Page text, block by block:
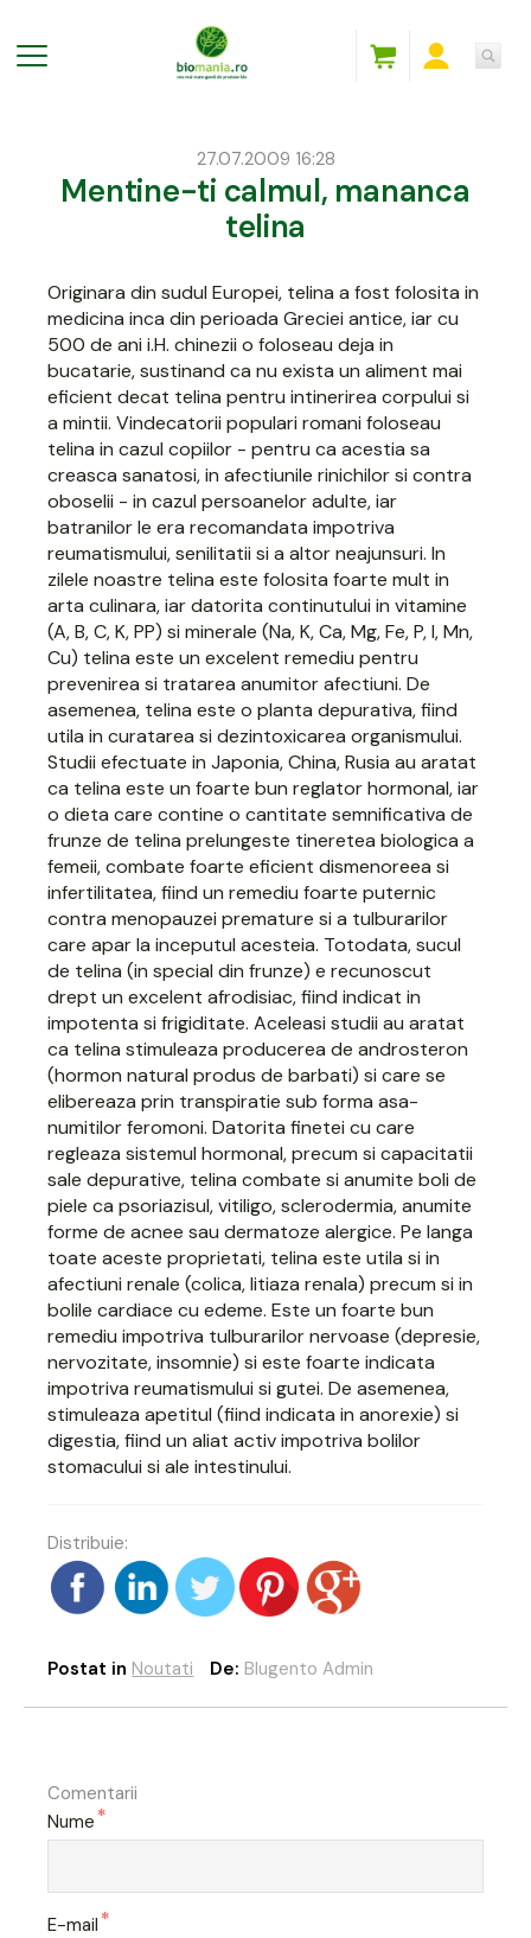
Mentine-ti calmul, mananca
telina
27.07.2009 16:28
Originara din sudul Europei, telina a fost folosita in
medicina inca din perioada Greciei antice, iar cu
500 de ani i.H. chinezii o foloseau deja in
bucatarie, sustinand ca nu exista un aliment mai
eficient decat telina pentru intinerirea corpului si
a mintii. Vindecatorii populari romani foloseau
telina in cazul copiilor - pentru ca acestia sa
creasca sanatosi, in afectiunile rinichilor si contra
oboselii - in cazul persoanelor adulte, iar
batranilor le era recomandata impotriva
reumatismului, senilitatii si a altor neajunsuri. In
zilele noastre telinaeste folosita foarte mult in
arta culinara, iar datorita continutului in vitamine
(A, B, C, K, PP) si minerale (Na, K, Ca, Mg, Fe, P, I, Mn,
Cu) telina este un excelent remediu pentru
prevenirea si tratarea anumitor afectiuni. De
asemenea, telina este o planta depurativa, fiind
utila in curatarea si dezintoxicarea organismului.
Studii efectuate in Japonia, China, Rusia au aratat
ca telina este un foarte bun reglator hormonal, iar
o dieta care contine o cantitate semnificativa de
frunze de telina prelungeste tineretea biologica a
femeii, combate foarte eficient dismenoreea si
infertilitatea, fiind un remediu foarte puternic
contra menopauzei premature si a tulburarilor
care apar la inceputul acesteia. Totodata, sucul
de telina (in special din frunze) e recunoscut
drept un excelent afrodisiac, fiind indicat in
impotenta si frigiditate. Aceleasi studii au aratat
ca telina stimuleaza producerea de androsteron
(hormon natural produs de barbati) si care se
elibereaza prin transpiratie sub forma asa-
numitilor feromoni. Datorita finetei cu care
regleaza sistemul hormonal, precum si capacitatii
sale depurative, telina combate si anumite boli de
piele ca psoriazisul, vitiligo, sclerodermia, anumite
forme de acnee sau dermatoze alergice. Pe langa
toate aceste proprietati, telina este utila si in
afectiuni renale (colica, litiaza renala) precum si in
bolile cardiace cu edeme. Este un foarte bun
remediu impotriva tulburarilor nervoase (depresie,
nervozitate, insomnie) si este foarte indicata
impotriva reumatismului si gutei. De asemenea,
stimuleaza apetitul (fiind indicata in anorexie) si
digestia, fiind un aliat activ impotriva bolilor
stomacului si ale intestinului.
Distribuie:
Postat in Noutati De: Blugento Admin
Comentarii
Nume *
E-mail *